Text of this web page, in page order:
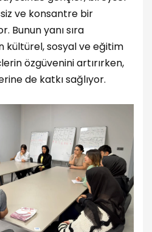
ve konsantre bir
Bunun yanı sıra
kültürel, sosyal ve eğitim
özgüvenini artırırken,
de katkı sağlıyor.